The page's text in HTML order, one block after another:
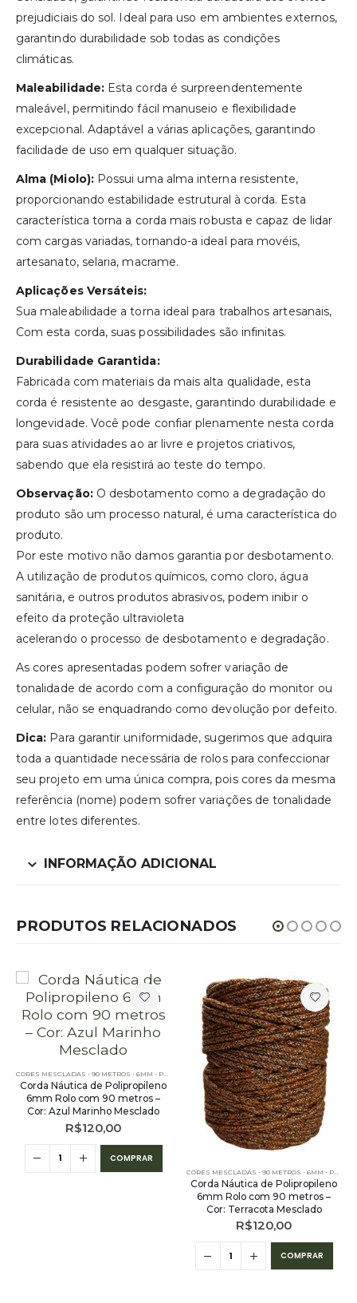
prejudiciais do sol. Ideal para uso em ambientes externos,
garantindo durabilidade sob todas as condições
climáticas.
Maleabilidade:Esta corda é surpreendentemente
maleável, permitindo fácil manuseio e flexibilidade
excepcional. Adaptável a várias aplicações, garantindo
facilidade de uso em qualquer situação.
Alma (Miolo):Possui uma alma interna resistente,
proporcionando estabilidade estrutural à corda. Esta
característica torna a corda mais robusta e capaz de lidar
com cargas variadas, tornando-a ideal para movéis,
artesanato, selaria, macrame.
Aplicações Versáteis:
Sua maleabilidade a torna ideal para trabalhos artesanais,
Com esta corda, suas possibilidades são infinitas.
Durabilidade Garantida:
Fabricada com materiais da mais alta qualidade, esta
corda é resistente ao desgaste, garantindo durabilidade e
longevidade. Você pode confiar plenamente nesta corda
para suas atividades ao ar livre e projetos criativos,
sabendo que ela resistirá ao teste do tempo.
Observação:O desbotamento como a degradação do
produto são um processo natural, é uma característica do
produto.
Por este motivo não damos garantia por desbotamento.
A utilização de produtos químicos, como cloro, água
sanitária, e outros produtos abrasivos, podem inibir o
efeito da proteção ultravioleta
acelerando o processo de desbotamento e degradação.
As cores apresentadas podem sofrer variação de
tonalidade de acordo com a configuração do monitor ou
celular, não se enquadrando como devolução por defeito.
Dica: Para garantir uniformidade, sugerimos que adquira
toda a quantidade necessária de rolos para confeccionar
seu projeto em uma única compra, pois cores da mesma
referência (nome) podem sofrer variações de tonalidade
entre lotes diferentes.
INFORMAÇÃO ADICIONAL
PRODUTOS RELACIONADOS
- 90 METROS
,OUTLET,PE - 6MM - POLIPROPILENO - 90 METROS
CORES MESCLADAS - 90 METROS - 6MM - POLIPROPILENO ,PE - 6MM - POLIPROPILENO - 90 METROS
Corda Náutica de Polipropileno
6mm Rolo com 90 metros –
Cor: Azul Marinho Mesclado
R$120,00
COMPRAR
Corda Náutica de Polipropileno
6mm Rolo com 90 metros –
Cor: Terracota Mesclado
R$120,00
COMPRAR